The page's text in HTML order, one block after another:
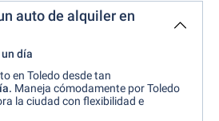
auto de alquiler en
día
en Toledo desde tan
Maneja cómodamente por Toledo
la ciudad con flexibilidad e